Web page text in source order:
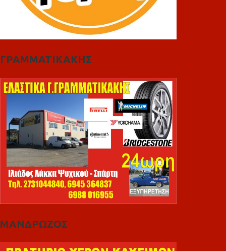
ΓΡΑΜΜΑΤΙΚΑΚΗΣ
ΜΑΝΔΡΩΖΟΣ